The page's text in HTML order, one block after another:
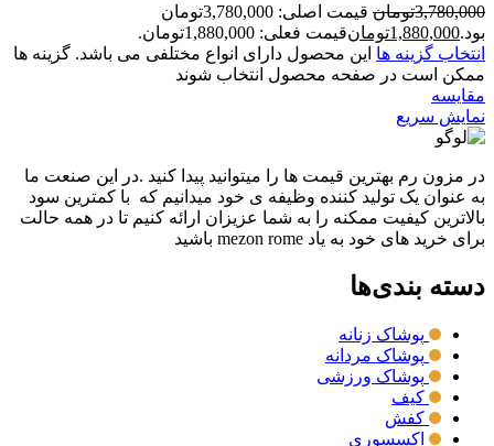
3,780,000تومان
قیمت اصلی: 3,780,000تومان
بود.1,880,000تومانقیمت فعلی: 1,880,000تومان.
انتخاب گزینه ها این محصول دارای انواع مختلفی می باشد. گزینه ها
ممکن است در صفحه محصول انتخاب شوند
مقايسه
نمایش سریع
در مزون رم بهترین قیمت ها را میتوانید پیدا کنید .در این صنعت ما
به عنوان یک تولید کننده وظیفه ی خود میدانیم که با کمترین سود
بالاترین کیفیت ممکنه را به شما عزیزان ارائه کنیم تا در همه حالت
برای خرید های خود به یاد mezon rome باشید
دسته بندی‌ها
پوشاک زنانه
پوشاک مردانه
پوشاک ورزشی
کیف
کفش
اکسسوری